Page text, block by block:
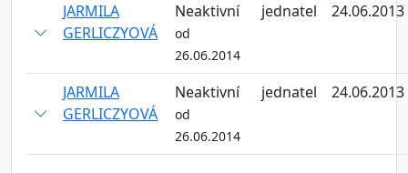
JARMILA
GERLICZYOVÁ
Neaktivní
od
26.06.2014
jednatel 24.06.2013
JARMILA
GERLICZYOVÁ
Neaktivní
od
26.06.2014
jednatel 24.06.2013